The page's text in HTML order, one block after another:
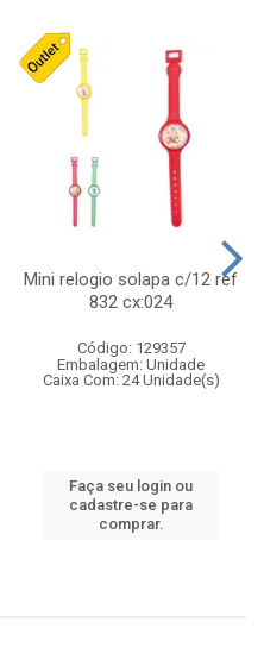
Mini relogio solapa c/12 ref
832 cx:024
Código: 129357
Embalagem: Unidade
Caixa Com: 24 Unidade(s)
Faça seu login ou
cadastre-se para
comprar.